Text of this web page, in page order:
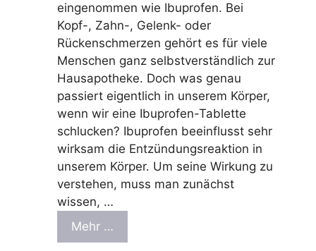
eingenommen wie Ibuprofen. Bei
Kopf-, Zahn-, Gelenk- oder
Rückenschmerzen gehört es für viele
Menschen ganz selbstverständlich zur
Hausapotheke. Doch was genau
passiert eigentlich in unserem Körper,
wenn wir eine Ibuprofen-Tablette
schlucken? Ibuprofen beeinflusst sehr
wirksam die Entzündungsreaktion in
unserem Körper. Um seine Wirkung zu
verstehen, muss man zunächst
wissen, …
Mehr …